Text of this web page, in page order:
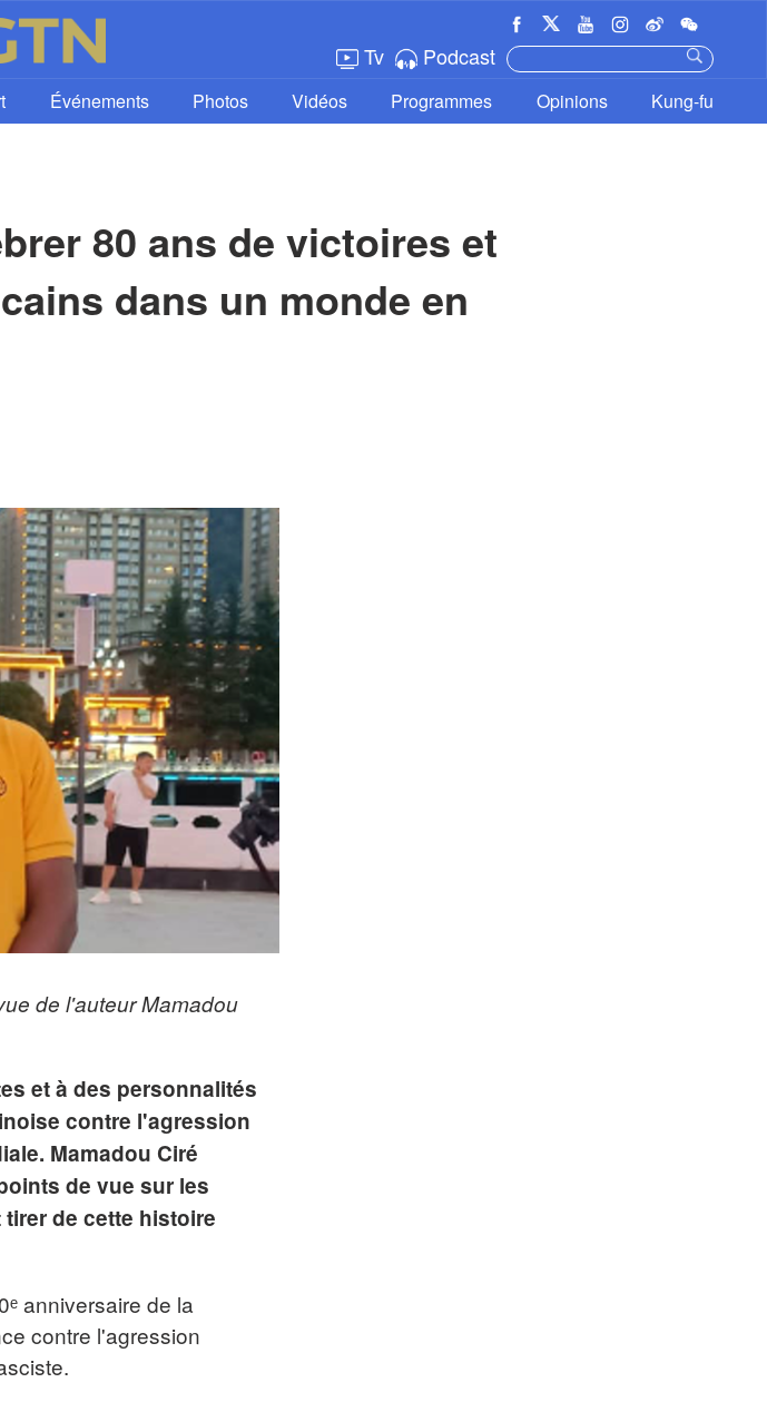
Tv Podcast
Événements Photos Vidéos Programmes Opinions Kung-fu
80 ans de victoires et
dans un monde en
de l'auteur Mamadou
et à des personnalités
contre l'agression
Mamadou Ciré
de vue sur les
de cette histoire
anniversaire de la
contre l'agression